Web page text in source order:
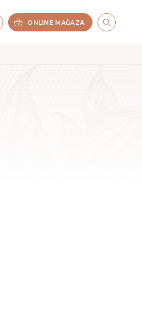
ONLINE MAĞAZA